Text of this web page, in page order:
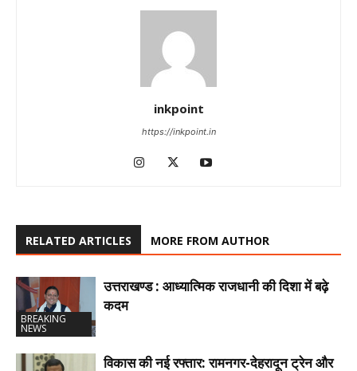
inkpoint
https://inkpoint.in
RELATED ARTICLES MORE FROM AUTHOR
BREAKING
NEWS
उत्तराखण्ड : आध्यात्मिक राजधानी की दिशा में बढ़े
कदम
विकास की नई रफ्तार: रामनगर-देहरादून ट्रेन और